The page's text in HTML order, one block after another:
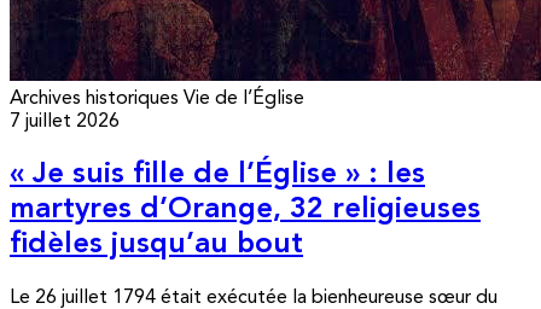
Archives historiques Vie de l’Église
7 juillet 2026
« Je suis fille de l’Église » : les
martyres d’Orange, 32 religieuses
fidèles jusqu’au bout
Le 26 juillet 1794 était exécutée la bienheureuse sœur du